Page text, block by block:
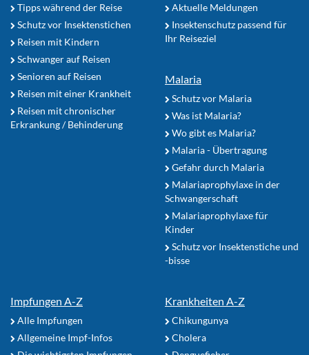
Tipps während der Reise
Schutz vor Insektenstichen
Reisen mit Kindern
Schwanger auf Reisen
Senioren auf Reisen
Reisen mit einer Krankheit
Reisen mit chronischer
Erkrankung / Behinderung
Aktuelle Meldungen
Insektenschutz passend für
Ihr Reiseziel
Malaria
Schutz vor Malaria
Was ist Malaria?
Wo gibt es Malaria?
Malaria - Übertragung
Gefahr durch Malaria
Malariaprophylaxe in der
Schwangerschaft
Malariaprophylaxe für
Kinder
Schutz vor Insektenstiche und
-bisse
Impfungen A-Z
Alle Impfungen
Allgemeine Impf-Infos
Krankheiten A-Z
Chikungunya
Cholera